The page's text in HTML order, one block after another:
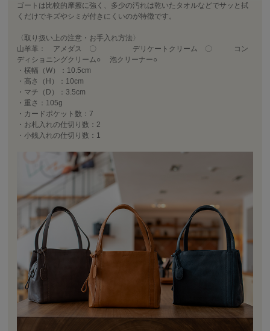
ゴートは比較的摩擦に強く、多少の汚れは乾いたタオルなどでサッと拭
くだけでキズやシミが付きにくいのが特徴です。
〈取り扱い上の注意・お手入れ方法〉
山羊革： アメダス 〇 デリケートクリーム 〇 コン
ディショニングクリーム○ 泡クリーナー○
・横幅（W）：10.5cm
・高さ（H）：10cm
・マチ（D）：3.5cm
・重さ：105g
・カードポケット数：7
・お札入れの仕切り数：2
・小銭入れの仕切り数：1